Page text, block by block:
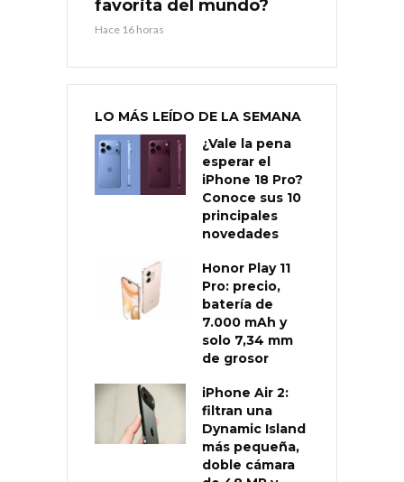
favorita del mundo?
Hace 16 horas
LO MÁS LEÍDO DE LA SEMANA
¿Vale la pena
esperar el
iPhone 18 Pro?
Conoce sus 10
principales
novedades
Honor Play 11
Pro: precio,
batería de
7.000 mAh y
solo 7,34 mm
de grosor
iPhone Air 2:
filtran una
Dynamic Island
más pequeña,
doble cámara